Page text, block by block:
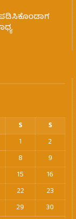
S
S
1
2
8
9
15
16
22
23
29
30